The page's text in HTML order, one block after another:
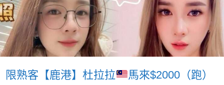
限熟客【鹿港】杜拉拉 馬來$2000（跑）